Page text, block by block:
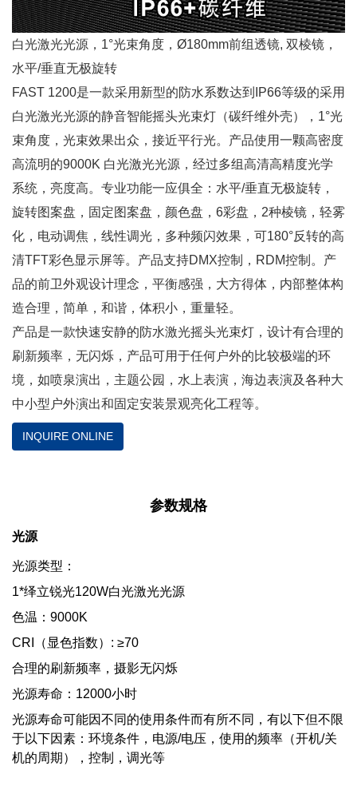
白光激光光源，1°光束角度，Ø180mm前组透镜, 双棱镜，
水平/垂直无极旋转
FAST 1200是一款采用新型的防水系数达到IP66等级的采用
白光激光光源的静音智能摇头光束灯（碳纤维外壳），1°光
束角度，光束效果出众，接近平行光。产品使用一颗高密度
高流明的9000K 白光激光光源，经过多组高清高精度光学
系统，亮度高。专业功能一应俱全：水平/垂直无极旋转，
旋转图案盘，固定图案盘，颜色盘，6彩盘，2种棱镜，轻雾
化，电动调焦，线性调光，多种频闪效果，可180°反转的高
清TFT彩色显示屏等。产品支持DMX控制，RDM控制。产
品的前卫外观设计理念，平衡感强，大方得体，内部整体构
造合理，简单，和谐，体积小，重量轻。
产品是一款快速安静的防水激光摇头光束灯，设计有合理的
刷新频率，无闪烁，产品可用于任何户外的比较极端的环
境，如喷泉演出，主题公园，水上表演，海边表演及各种大
中小型户外演出和固定安装景观亮化工程等。
INQUIRE ONLINE
参数规格
光源
光源类型：
1*绎立锐光120W白光激光光源
色温：9000K
CRI（显色指数）: ≥70
合理的刷新频率，摄影无闪烁
光源寿命：12000小时
光源寿命可能因不同的使用条件而有所不同，有以下但不限
于以下因素：环境条件，电源/电压，使用的频率（开机/关
机的周期），控制，调光等